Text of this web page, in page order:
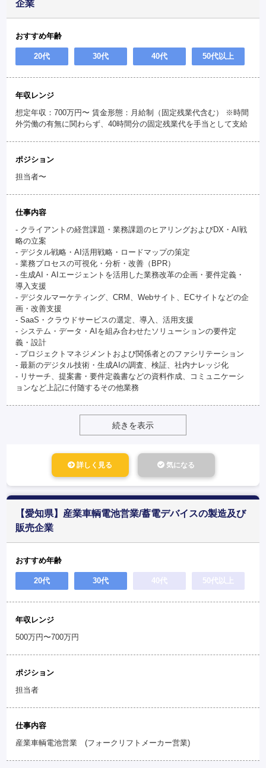
企業
おすすめ年齢
20代 30代 40代 50代以上
年収レンジ
想定年収：700万円〜 賃金形態：月給制（固定残業代含む） ※時間
外労働の有無に関わらず、40時間分の固定残業代を手当として支給
ポジション
担当者〜
仕事内容
- クライアントの経営課題・業務課題のヒアリングおよびDX・AI戦
略の立案
- デジタル戦略・AI活用戦略・ロードマップの策定
- 業務プロセスの可視化・分析・改善（BPR）
- 生成AI・AIエージェントを活用した業務改革の企画・要件定義・
導入支援
- デジタルマーケティング、CRM、Webサイト、ECサイトなどの企
画・改善支援
- SaaS・クラウドサービスの選定、導入、活用支援
- システム・データ・AIを組み合わせたソリューションの要件定
義・設計
- プロジェクトマネジメントおよび関係者とのファシリテーション
- 最新のデジタル技術・生成AIの調査、検証、社内ナレッジ化
- リサーチ、提案書・要件定義書などの資料作成、コミュニケーシ
ョンなど上記に付随するその他業務
続きを表示
詳しく見る 気になる
【愛知県】産業車輌電池営業/蓄電デバイスの製造及び
販売企業
おすすめ年齢
20代 30代 40代 50代以上
年収レンジ
500万円〜700万円
ポジション
担当者
仕事内容
産業車輌電池営業 (フォークリフトメーカー営業)